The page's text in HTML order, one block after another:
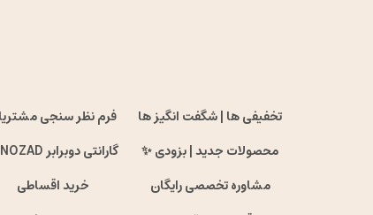
تخفیفی ها | شگفت انگیز ها
فرم نظر سنجی
محصولات جدید | بزودی ✨
گارانتی دوبرابر ENOZAD !
مشاوره تخصصی رایگان
خرید اقساطی